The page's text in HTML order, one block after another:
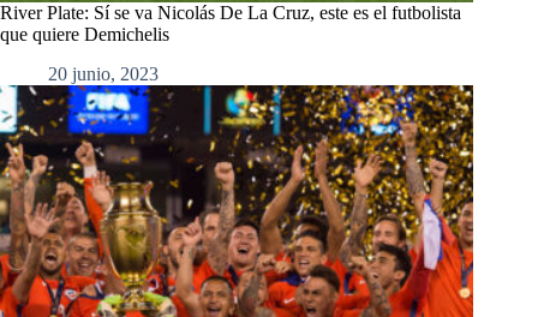
River Plate: Sí se va Nicolás De La Cruz, este es el futbolista
que quiere Demichelis
20 junio, 2023